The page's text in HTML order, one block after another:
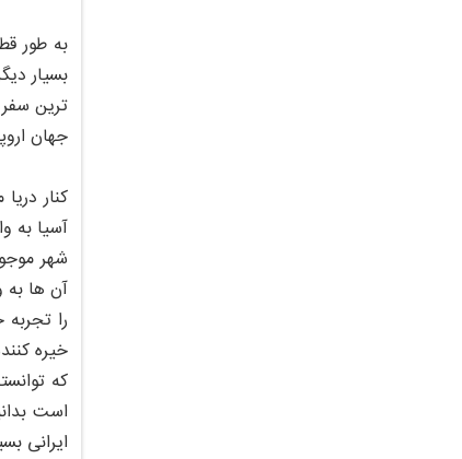
به طور
بسیار
جهان
کنار
آسیا به
شهر
آن ها
را
خیره
که
است
ایرانی